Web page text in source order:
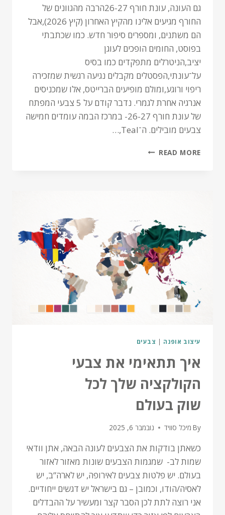
גם העונה, עונת חורף 26-27הרבה מהגוונים של
החורף מגיעים אלינו מהקיץ האחרון (קיץ 2026),אבל
הם משתנים, ומספרים סיפור חדש. כמו שכתבתי
בפוסט, החומים הופכים לעוגן
יציב,הניטרלים מתפקדים כמו בסיס
על־עונתי,הפסטלים מקבלים נגיעה רגשית שמזכירה
ריפוי ורוגע,ומולם מופיעים הברייטס, אלו שמכניסים
אנרגיה אחרת לגמרי. נדבר קודם על 5 צבעי המפתח
של עונת חורף 26-27- במרכז הבמה עומדים חמישה
צבעים מובילים. ה־Teal,…
READ MORE
עיצוב אופנה | צבעים
איך תתאימי את צבעי
הקולקציה שלך לכל
שוק בעולם
By מיכל סוויד נובמבר 6, 2025
כשאתן בודקות את הצבעים לעונה הבאה, אתן וודאי
שמות לב- שמגמות הצבעים שונות מאזור לאזור
בעולם. יש פלטות צבעים לאירופה, יש לארה”ב, יש
לאסיה/הודו, וכמובן – גם בישראל יש דגשים ייחודיים.
אני רוצה לתת לכן הסבר קצר ומעשיר על ההבדלים